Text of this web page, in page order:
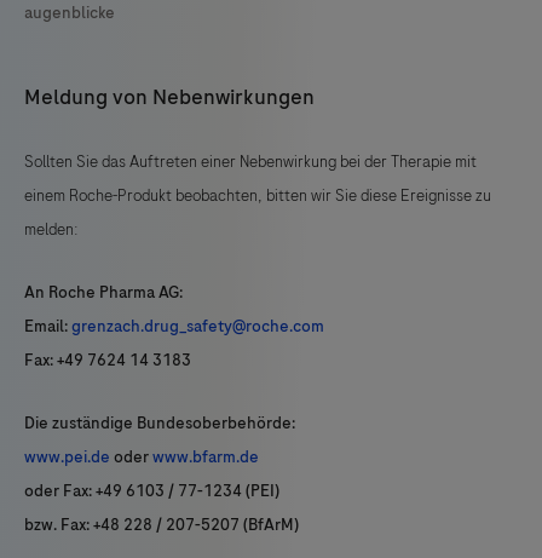
augenblicke
Meldung von Nebenwirkungen
Sollten Sie das Auftreten einer Nebenwirkung bei der Therapie mit
einem Roche-Produkt beobachten, bitten wir Sie diese Ereignisse zu
melden:
An Roche Pharma AG:
Email:grenzach.drug_safety@roche.com
Fax: +49 7624 14 3183
Die zuständige Bundesoberbehörde:
www.pei.de oderwww.bfarm.de
oder Fax: +49 6103 / 77-1234 (PEI)
bzw. Fax: +48 228 / 207-5207 (BfArM)